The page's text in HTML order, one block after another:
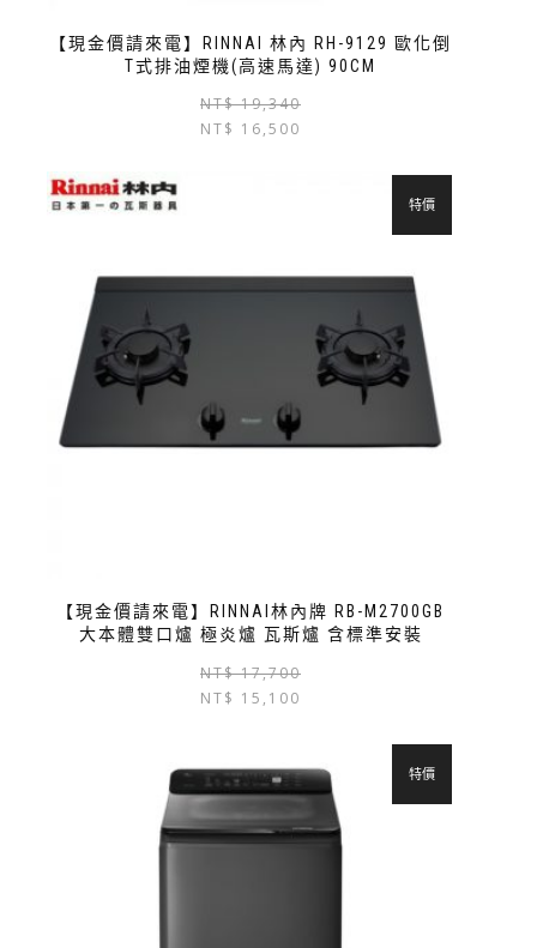
【現金價請來電】RINNAI 林內 RH-9129 歐化倒
T式排油煙機(高速馬達) 90CM
NT$19,340
NT$ 16,500
【現金價請來電】RINNAI林內牌 RB-M2700GB
大本體雙口爐 極炎爐 瓦斯爐 含標準安裝
特價
NT$17,700
NT$ 15,100
特價